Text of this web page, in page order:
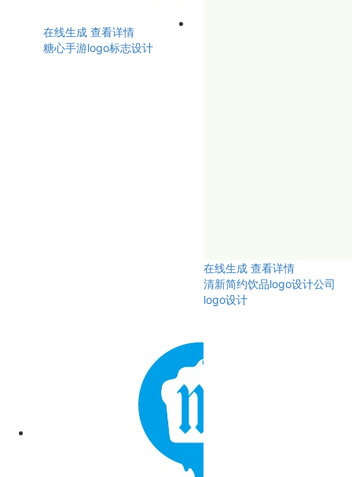
在线生成 查看详情
糖心手游logo标志设计
在线生成 查看详情
清新简约饮品logo设计公司
logo设计